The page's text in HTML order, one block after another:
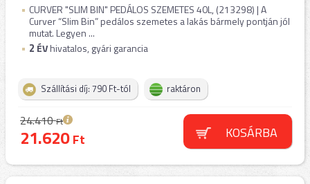
CURVER "SLIM BIN" PEDÁLOS SZEMETES 40L, (213298) | A
Curver “Slim Bin” pedálos szemetes a lakás bármely pontján jól
mutat. Legyen ...
2 ÉVhivatalos, gyári garancia
Szállítási díj: 790 Ft-tól raktáron
24.410Ft
21.620Ft KOSÁRBA